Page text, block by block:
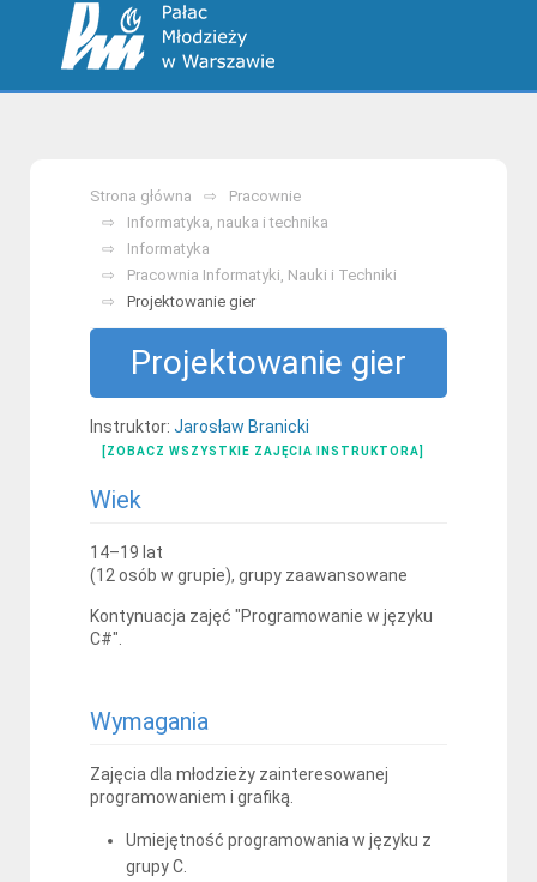
Strona główna
Pracownie
Informatyka, nauka i technika
Informatyka
Pracownia Informatyki, Nauki i Techniki
Projektowanie gier
Projektowanie gier
Instruktor: Jarosław Branicki
[ZOBACZ WSZYSTKIE ZAJĘCIA INSTRUKTORA]
Wiek
14–19 lat
(12 osób w grupie), grupy zaawansowane
Kontynuacja zajęć "Programowanie w języku
C#".
Wymagania
Zajęcia dla młodzieży zainteresowanej
programowaniem i grafiką.
Umiejętność programowania w języku z
grupy C.